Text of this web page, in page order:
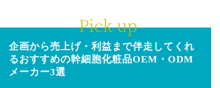
企画から売上げ・利益まで伴走してくれ
るおすすめの幹細胞化粧品OEM・ODM
メーカー3選